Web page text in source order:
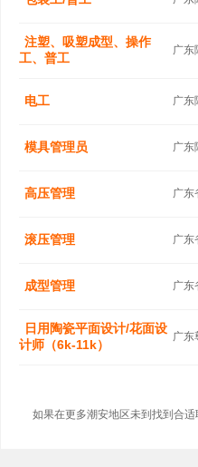
注塑、吸塑成型、操作
工、普工
广东
电工 广东
模具管理员 广东
高压管理 广东
滚压管理 广东
成型管理 广东
日用陶瓷平面设计/花面设
计师（6k-11k）
广东
如果在更多潮安地区未到找到合适